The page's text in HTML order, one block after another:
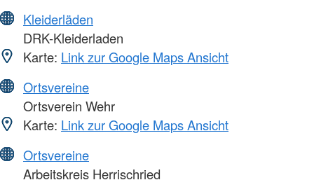
Kleiderläden
DRK-Kleiderladen
Karte: Link zur Google Maps Ansicht
Ortsvereine
Ortsverein Wehr
Karte: Link zur Google Maps Ansicht
Ortsvereine
Arbeitskreis Herrischried